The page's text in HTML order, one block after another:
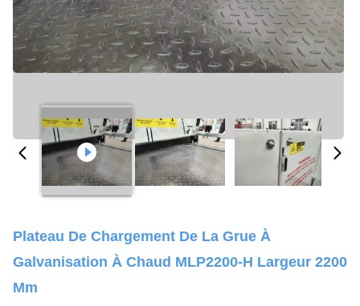
Plateau De Chargement De La Grue À
Galvanisation À Chaud MLP2200-H Largeur 2200
Mm